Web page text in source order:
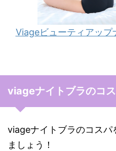
Viageビューティアッ
viageナイトブラのコ
viageナイトブラのコスパ
ましょう！